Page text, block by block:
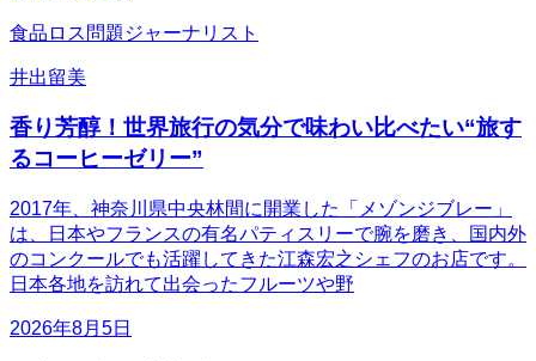
食品ロス問題ジャーナリスト
井出留美
香り芳醇！世界旅行の気分で味わい比べたい“旅す
るコーヒーゼリー”
2017年、神奈川県中央林間に開業した「メゾンジブレー」
は、日本やフランスの有名パティスリーで腕を磨き、国内外
のコンクールでも活躍してきた江森宏之シェフのお店です。
日本各地を訪れて出会ったフルーツや野
2026年8月5日